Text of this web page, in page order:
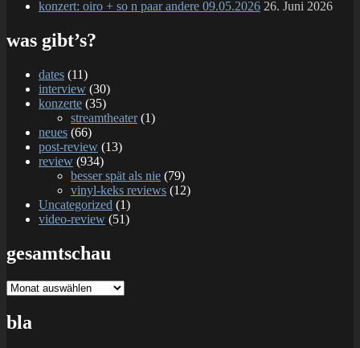
konzert: oiro + so n paar andere 09.05.2026 26. Juni 2026
was gibt’s?
dates (11)
interview (30)
konzerte (35)
streamtheater(1)
neues (66)
post-review (13)
review (934)
besser spät als nie (79)
vinyl-keks reviews (12)
Uncategorized (1)
video-review (51)
gesamtschau
gesamtschau
bla